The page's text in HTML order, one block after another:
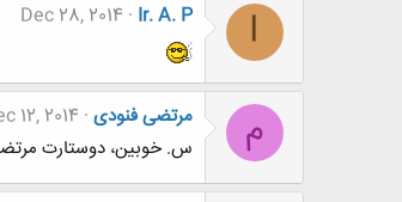
I
Ir. A. P
Dec 28, 2014
م مرتضی فنودی 12, 2014
س. خوبین، دوستارت